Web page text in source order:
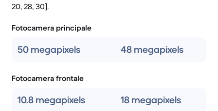
20, 28, 30].
Fotocamera principale
50 megapixels 48 megapixels
Fotocamera frontale
10.8 megapixels 18 megapixels